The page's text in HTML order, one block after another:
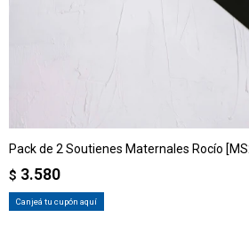
Pack de 2 Soutienes Maternales Rocío
$ 3.580
Canjeá tu cupón aquí